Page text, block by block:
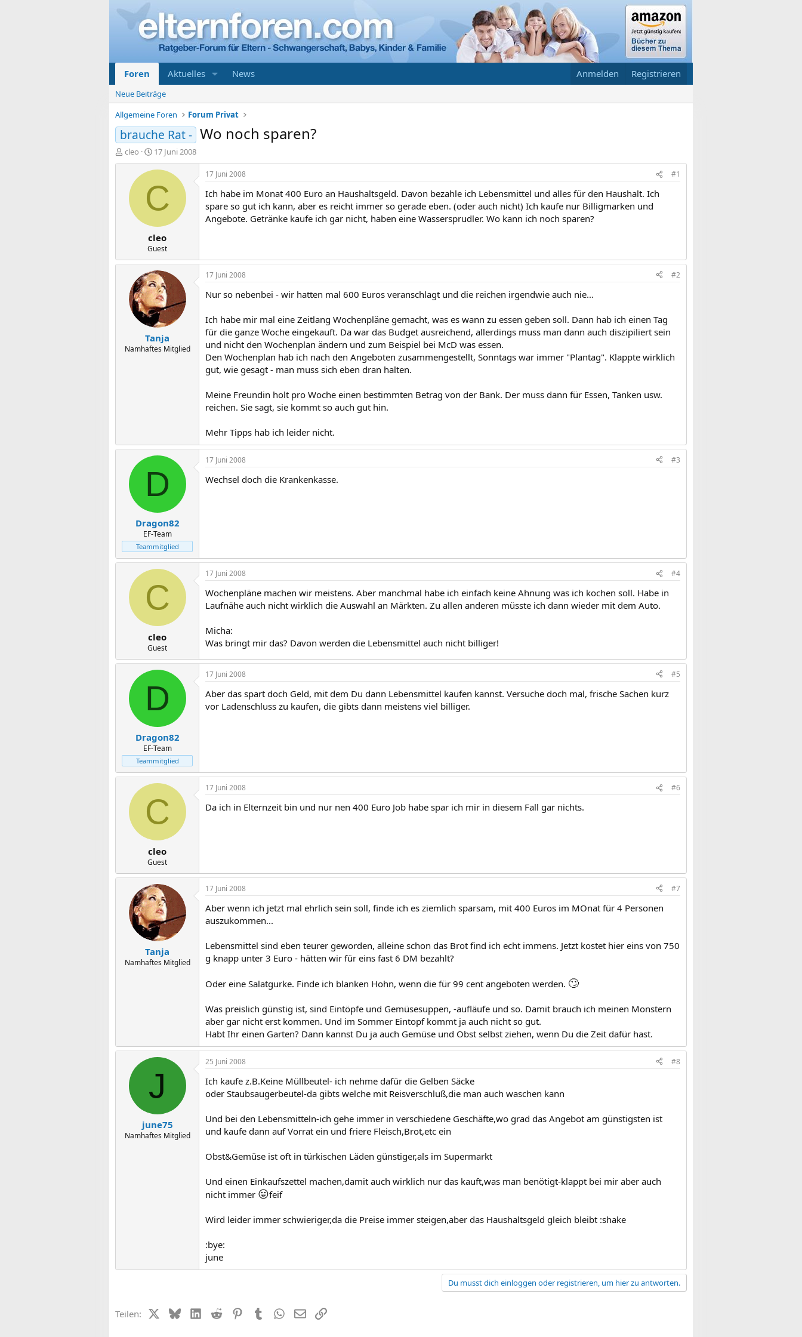
Foren Aktuelles News Anmelden Registrieren
Neue Beiträge
Allgemeine Foren
Forum Privat
brauche Rat - Wo noch sparen?
E
r
cleo
E
r
s
t
l
t
a
m
17 Juni 2008
C
cleo
Guest
17 Juni 2008 #1
Ich habe im Monat 400 Euro an Haushaltsgeld. Davon bezahle ich Lebensmittel und alles für den Haushalt. Ich
spare so gut ich kann, aber es reicht immer so gerade eben. (oder auch nicht) Ich kaufe nur Billigmarken und
Angebote. Getränke kaufe ich gar nicht, haben eine Wassersprudler. Wo kann ich noch sparen?
Tanja
Namhaftes Mitglied
17 Juni 2008 #2
Nur so nebenbei - wir hatten mal 600 Euros veranschlagt und die reichen irgendwie auch nie...
Ich habe mir mal eine Zeitlang Wochenpläne gemacht, was es wann zu essen geben soll. Dann hab ich einen Tag
für die ganze Woche eingekauft. Da war das Budget ausreichend, allerdings muss man dann auch diszipiliert sein
und nicht den Wochenplan ändern und zum Beispiel bei McD was essen.
Den Wochenplan hab ich nach den Angeboten zusammengestellt, Sonntags war immer "Plantag". Klappte wirklich
gut, wie gesagt - man muss sich eben dran halten.
Meine Freundin holt pro Woche einen bestimmten Betrag von der Bank. Der muss dann für Essen, Tanken usw.
reichen. Sie sagt, sie kommt so auch gut hin.
Mehr Tipps hab ich leider nicht.
D
Dragon82
EF-Team
Teammitglied
17 Juni 2008 #3
Wechsel doch die Krankenkasse.
C
cleo
Guest
17 Juni 2008 #4
Wochenpläne machen wir meistens. Aber manchmal habe ich einfach keine Ahnung was ich kochen soll. Habe in
Laufnähe auch nicht wirklich die Auswahl an Märkten. Zu allen anderen müsste ich dann wieder mit dem Auto.
Micha:
Was bringt mir das? Davon werden die Lebensmittel auch nicht billiger!
D
Dragon82
EF-Team
Teammitglied
17 Juni 2008 #5
Aber das spart doch Geld, mit dem Du dann Lebensmittel kaufen kannst. Versuche doch mal, frische Sachen kurz
vor Ladenschluss zu kaufen, die gibts dann meistens viel billiger.
C
cleo
Guest
17 Juni 2008 #6
Da ich in Elternzeit bin und nur nen 400 Euro Job habe spar ich mir in diesem Fall gar nichts.
Tanja
Namhaftes Mitglied
17 Juni 2008 #7
Aber wenn ich jetzt mal ehrlich sein soll, finde ich es ziemlich sparsam, mit 400 Euros im MOnat für 4 Personen
auszukommen...
Lebensmittel sind eben teurer geworden, alleine schon das Brot find ich echt immens. Jetzt kostet hier eins von 750
g knapp unter 3 Euro - hätten wir für eins fast 6 DM bezahlt?
Oder eine Salatgurke. Finde ich blanken Hohn, wenn die für 99 cent angeboten werden. 🙄
Was preislich günstig ist, sind Eintöpfe und Gemüsesuppen, -aufläufe und so. Damit brauch ich meinen Monstern
aber gar nicht erst kommen. Und im Sommer Eintopf kommt ja auch nicht so gut.
Habt Ihr einen Garten? Dann kannst Du ja auch Gemüse und Obst selbst ziehen, wenn Du die Zeit dafür hast.
J
june75
Namhaftes Mitglied
25 Juni 2008 #8
Ich kaufe z.B.Keine Müllbeutel- ich nehme dafür die Gelben Säcke
oder Staubsaugerbeutel-da gibts welche mit Reisverschluß,die man auch waschen kann
Und bei den Lebensmitteln-ich gehe immer in verschiedene Geschäfte,wo grad das Angebot am günstigsten ist
und kaufe dann auf Vorrat ein und friere Fleisch,Brot,etc ein
Obst&Gemüse ist oft in türkischen Läden günstiger,als im Supermarkt
Und einen Einkaufszettel machen,damit auch wirklich nur das kauft,was man benötigt-klappt bei mir aber auch
nicht immer 😛feif
Wird leider immer schwieriger,da die Preise immer steigen,aber das Haushaltsgeld gleich bleibt :shake
:bye:
june
Du musst dich einloggen oder registrieren, um hier zu antworten.
Teilen: X (Twitter)
BlueskyLinkedIn
Reddit PinterestTumblrWhatsApp
E-MailLink